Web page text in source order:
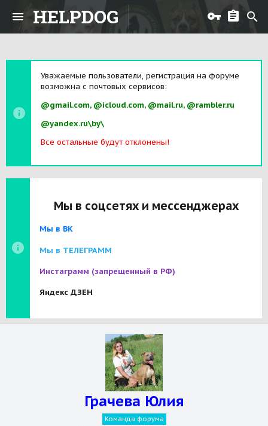
HELPDOG
Уважаемые пользователи, регистрация на форуме
возможна с почтовых сервисов:
@gmail.com, @icloud.com, @mail.ru, @rambler.ru
@yandex.ru\by\
Все остальные будут отклонены!
Мы в соцсетях и мессенджерах
Мы в ВК
Мы в ТЕЛЕГРАММ
Инстаграмм (запрещенный в РФ)
Яндекс ДЗЕН
Грачева Юлия
Команда форума